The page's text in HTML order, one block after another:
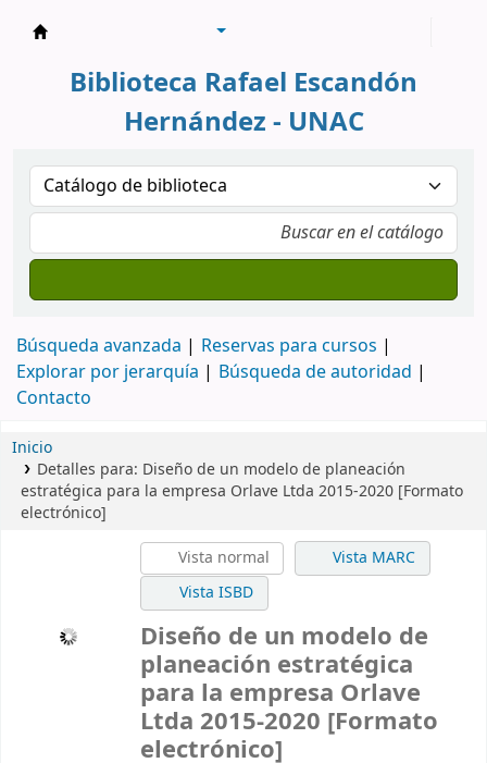
Biblioteca Rafael Escandón
Hernández - UNAC
Búsqueda avanzada
Reservas para cursos
Explorar por jerarquía
Búsqueda de autoridad
Contacto
Inicio
Detalles para: Diseño de un modelo de planeación
estratégica para la empresa Orlave Ltda 2015-2020 [Formato
electrónico]
Vista normal
Vista MARC
Vista ISBD
Diseño de un modelo de
planeación estratégica
para la empresa Orlave
Ltda 2015-2020 [Formato
electrónico]